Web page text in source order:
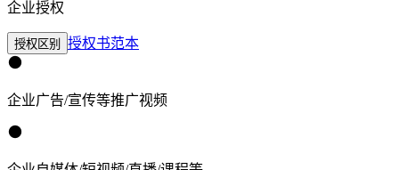
企业授权
授权区别 授权书范本
企业广告/宣传等推广视频